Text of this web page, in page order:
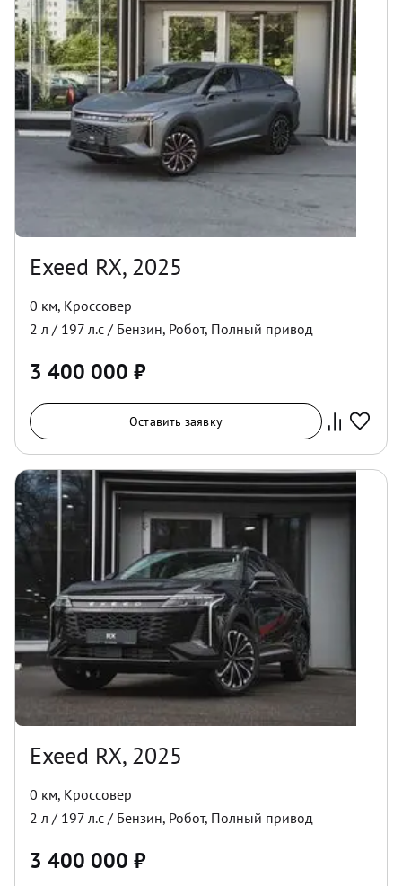
Exeed RX, 2025
0 км, Кроссовер
2 л / 197 л.с / Бензин, Робот, Полный привод
3 400 000 ₽
Оставить заявку
Exeed RX, 2025
0 км, Кроссовер
2 л / 197 л.с / Бензин, Робот, Полный привод
3 400 000 ₽